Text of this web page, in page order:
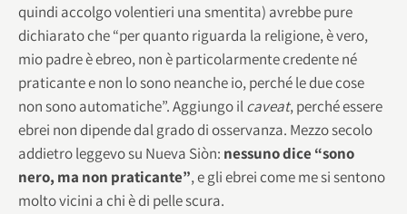
quindi accolgo volentieri una smentita) avrebbe pure
dichiarato che “per quanto riguarda la religione, è vero,
mio padre è ebreo, non è particolarmente credente né
praticante e non lo sono neanche io, perché le due cose
non sono automatiche”. Aggiungo ilcaveat, perché essere
ebrei non dipende dal grado di osservanza. Mezzo secolo
addietro leggevo su Nueva Siòn: nessuno dice “sono
nero, ma non praticante”, e gli ebrei come me si sentono
molto vicini a chi è di pelle scura.